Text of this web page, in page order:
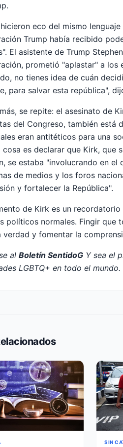
eco del mismo
Trump había recibido
El asistente de Trump
prometió "aplastar" a los
no tienes idea de cuán
para salvar esta república",
se repite: el asesinato de
del Congreso, también está
eran antitéticos para una
cosa es declarar que Kirk, que
se estaba "involucrando en
de medios y los foros
y fortalecer la República".
de Kirk es un
políticos normales. Fingir que
verdad y fomentar la
al Boletín SentidoG Y sea el
LGBTQ+ en todo el mundo.
SIN